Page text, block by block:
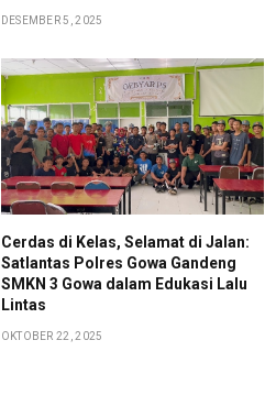
DESEMBER 5, 2025
Cerdas di Kelas, Selamat di Jalan:
Satlantas Polres Gowa Gandeng
SMKN 3 Gowa dalam Edukasi Lalu
Lintas
OKTOBER 22, 2025